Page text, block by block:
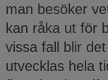
man besöker
kan råka ut för
vissa fall blir
utvecklas hela